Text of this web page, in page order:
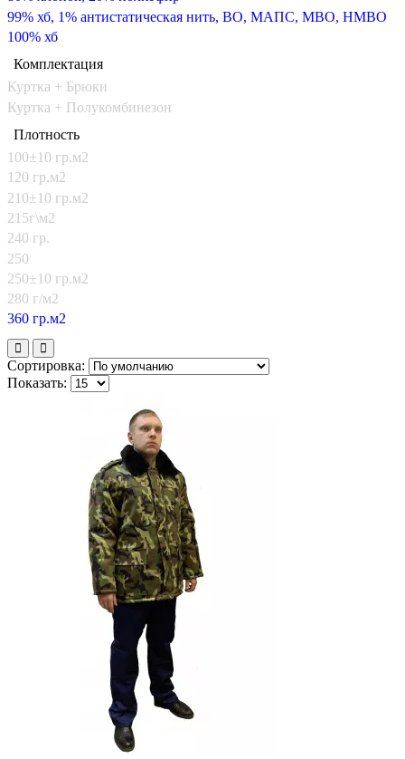
99% хб, 1% антистатическая нить, ВО, МАПС, МВО, НМВО
100% хб
Комплектация
Куртка + Брюки
Куртка + Полукомбинезон
Плотность
100±10 гр.м2
120 гр.м2
210±10 гр.м2
215г\м2
240 гр.
250
250±10 гр.м2
280 г/м2
360 гр.м2
Сортировка:
Показать: